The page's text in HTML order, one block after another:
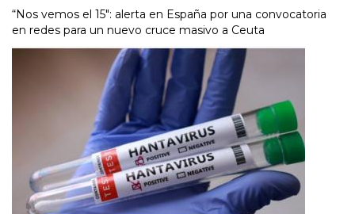
“Nos vemos el 15″: alerta en España por una convocatoria
en redes para un nuevo cruce masivo a Ceuta